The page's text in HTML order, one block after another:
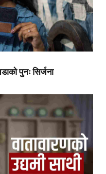
पुनः सिर्जना